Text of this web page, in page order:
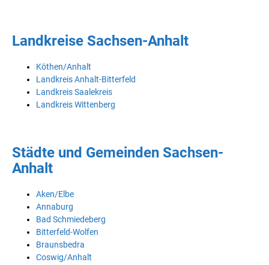
Landkreise Sachsen-Anhalt
Köthen/Anhalt
Landkreis Anhalt-Bitterfeld
Landkreis Saalekreis
Landkreis Wittenberg
Städte und Gemeinden Sachsen-
Anhalt
Aken/Elbe
Annaburg
Bad Schmiedeberg
Bitterfeld-Wolfen
Braunsbedra
Coswig/Anhalt